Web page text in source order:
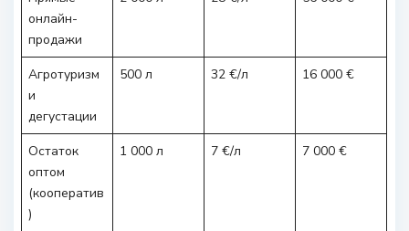
онлайн-
продажи
Агротуризм
и
дегустации
500 л 32 €/л 16 000 €
Остаток
оптом
(кооператив
)
1 000 л 7 €/л 7 000 €